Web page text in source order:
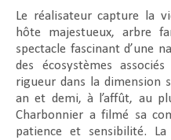
Le réalisateur capture la
hôte majestueux, arbre
spectacle fascinant d’une
des écosystèmes
rigueur dans la dimension
an et demi, à l’affût, au
Charbonnier a filmé sa
patience et sensibilité.